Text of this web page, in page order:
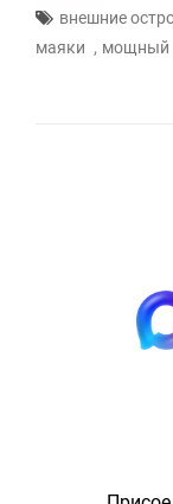
внешние
маяки , мощный